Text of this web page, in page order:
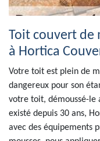
Toit couvert de
à Hortica
Votre toit est plein de
dangereux pour son
votre toit, démoussé-le
existé depuis 30 ans,
avec des équipements